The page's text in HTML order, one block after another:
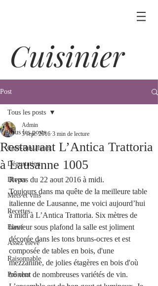
Cuisinier
Post
Tous les posts
Café-Restaurant
Dégustation
Divers
Mets et vins
Recettes
Elevé
Assez élevé
Raisonnable
Pas cher
Tous les posts
Restaurant L’Antica Trattoria
à Lausanne 1005
Admin
5 sept. 2016 3 min de lecture
Repas du 22 aout 2016 à midi.
Toujours dans ma quête de la meilleure table
italienne de Lausanne, me voici aujourd’hui
à midi à L’Antica Trattoria. Six mètres de
hauteur sous plafond la salle est joliment
décorée dans les tons bruns-ocres et est
composée de tables en bois, d'une
mezzanine, de jolies étagères en bois d'où
trônent de nombreuses variétés de vin.